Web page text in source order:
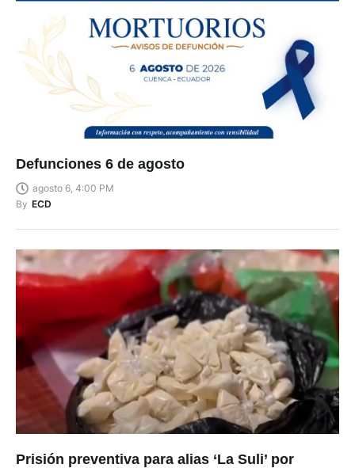
Defunciones 6 de agosto
agosto 6, 4:00 PM
By ECD
Prisión preventiva para alias ‘La Suli’ por